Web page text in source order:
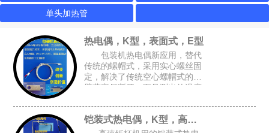
单头加热管
热电偶，K型，表面式，E型
包装机热电偶新应用，替代
传统的螺帽式，采用实心螺丝固
定，解决了传统空心螺帽式的牙
壁薄容易断牙，而且测出的温度
的锁孔，安装空间要求小，适合
包装设备的加热磨具，热封刀铠装式热电偶，K型，高速纸杯机K型偶